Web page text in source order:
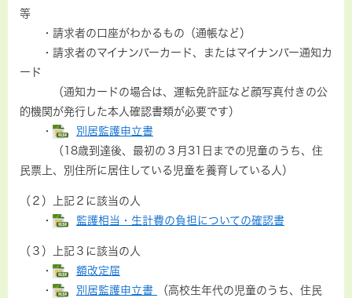
等
・請求者の口座がわかるもの（通帳など）
・請求者のマイナンバーカード、またはマイナンバー通知カ
ード
（通知カードの場合は、運転免許証など顔写真付きの公
的機関が発行した本人確認書類が必要です）
・
別居監護申立書
（18歳到達後、最初の３月31日までの児童のうち、住
民票上、別住所に居住している児童を養育している人）
（２）上記２に該当の人
・
監護相当・生計費の負担についての確認書
（３）上記３に該当の人
・
額改定届
・
別居監護申立書
（高校生年代の児童のうち、住民